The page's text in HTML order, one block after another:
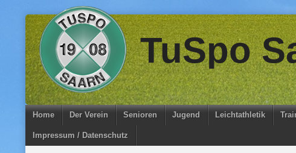
Skip
to
content
TuSpo
Home Der Verein Senioren Jugend Leichtathletik
Impressum / Datenschutz